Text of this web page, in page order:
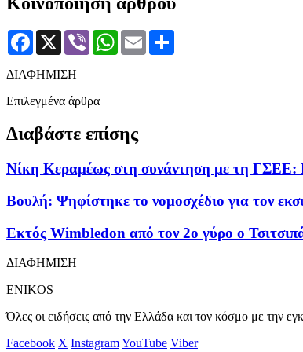
Facebook
X Viber WhatsApp
Email
ΔΙΑΦΗΜΙΣΗ
Επιλεγμένα άρθρα
Διαβάστε επίσης
Νίκη Κεραμέως στη συνάντηση με τη ΓΣΕΕ:
Βουλή: Ψηφίστηκε το νομοσχέδιο για τον
Εκτός Wimbledon από τον 2ο γύρο ο
ΔΙΑΦΗΜΙΣΗ
ENIKOS
Όλες οι ειδήσεις από την Ελλάδα και τον κόσμο με την
Facebook X InstagramYouTube Viber